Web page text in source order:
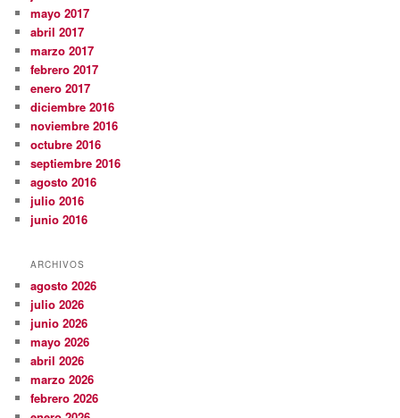
mayo 2017
abril 2017
marzo 2017
febrero 2017
enero 2017
diciembre 2016
noviembre 2016
octubre 2016
septiembre 2016
agosto 2016
julio 2016
junio 2016
ARCHIVOS
agosto 2026
julio 2026
junio 2026
mayo 2026
abril 2026
marzo 2026
febrero 2026